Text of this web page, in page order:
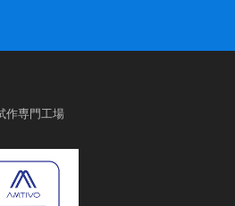
作専門工場